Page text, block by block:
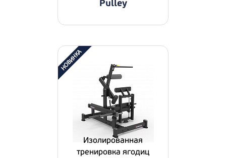
Pulley
Изолированная
тренировка ягодиц